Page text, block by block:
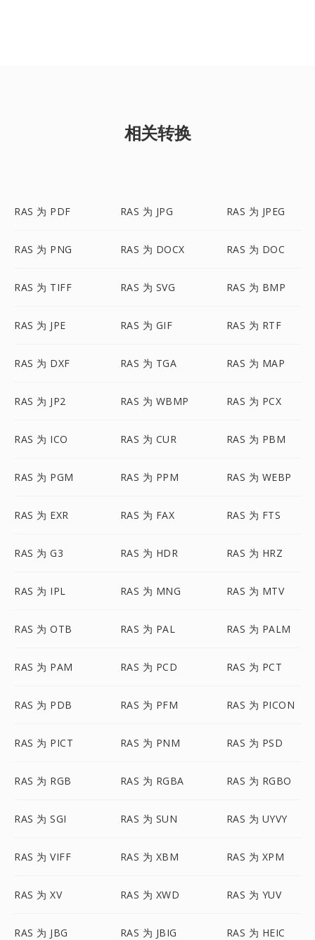
相关转换
RAS 为 PDF RAS 为 JPG RAS 为 JPEG
RAS 为 PNG RAS 为 DOCX RAS 为 DOC
RAS 为 TIFF RAS 为 SVG RAS 为 BMP
RAS 为 JPE RAS 为 GIF RAS 为 RTF
RAS 为 DXF RAS 为 TGA RAS 为 MAP
RAS 为 JP2 RAS 为 WBMP RAS 为 PCX
RAS 为 ICO RAS 为 CUR RAS 为 PBM
RAS 为 PGM RAS 为 PPM RAS 为 WEBP
RAS 为 EXR RAS 为 FAX RAS 为 FTS
RAS 为 G3 RAS 为 HDR RAS 为 HRZ
RAS 为 IPL RAS 为 MNG RAS 为 MTV
RAS 为 OTB RAS 为 PAL RAS 为 PALM
RAS 为 PAM RAS 为 PCD RAS 为 PCT
RAS 为 PDB RAS 为 PFM RAS 为 PICON
RAS 为 PICT RAS 为 PNM RAS 为 PSD
RAS 为 RGB RAS 为 RGBA RAS 为 RGBO
RAS 为 SGI RAS 为 SUN RAS 为 UYVY
RAS 为 VIFF RAS 为 XBM RAS 为 XPM
RAS 为 XV RAS 为 XWD RAS 为 YUV
RAS 为 JBG RAS 为 JBIG RAS 为 HEIC